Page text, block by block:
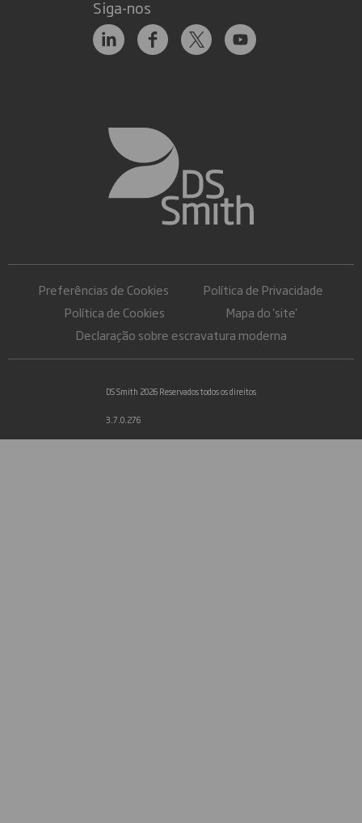
Siga-nos
Preferências de Cookies
Política de Privacidade
Política de Cookies
Mapa do 'site'
Declaração sobre escravatura moderna
DS Smith 2026 Reservados todos os direitos
3.7.0.276